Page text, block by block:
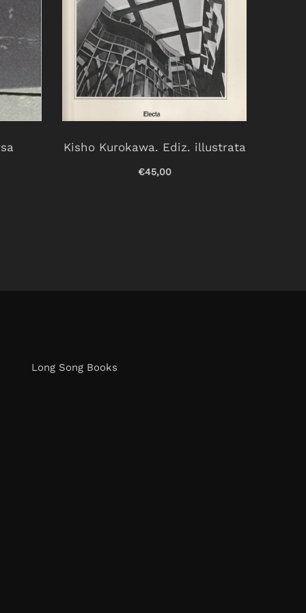
Kisho Kurokawa. Ediz. illustrata
€45,00
Long Song Books